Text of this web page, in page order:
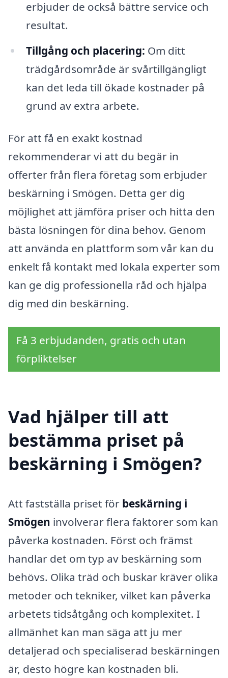
erbjuder de också bättre service och
resultat.
Tillgång och placering: Om ditt
trädgårdsområde är svårtillgängligt
kan det leda till ökade kostnader på
grund av extra arbete.
För att få en exakt kostnad
rekommenderar vi att du begär in
offerter från flera företag som erbjuder
beskärning i Smögen. Detta ger dig
möjlighet att jämföra priser och hitta den
bästa lösningen för dina behov. Genom
att använda en plattform som vår kan du
enkelt få kontakt med lokala experter som
kan ge dig professionella råd och hjälpa
dig med din beskärning.
Få 3 erbjudanden, gratis och utan
förpliktelser
Vad hjälper till att
bestämma priset på
beskärning i Smögen?
Att fastställa priset för beskärning i
Smögen involverar flera faktorer som kan
påverka kostnaden. Först och främst
handlar det om typ av beskärning som
behövs. Olika träd och buskar kräver olika
metoder och tekniker, vilket kan påverka
arbetets tidsåtgång och komplexitet. I
allmänhet kan man säga att ju mer
detaljerad och specialiserad beskärningen
är, desto högre kan kostnaden bli.